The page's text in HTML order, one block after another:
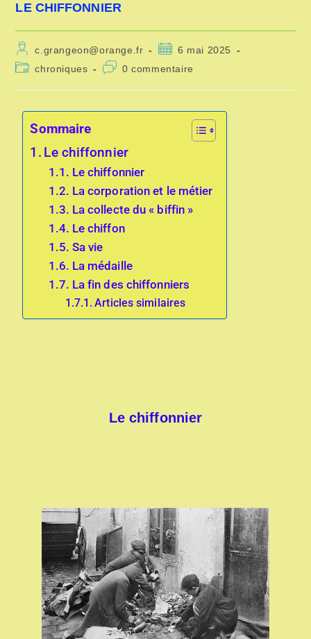
LE CHIFFONNIER
c.grangeon@orange.fr
6 mai 2025
chroniques
0 commentaire
Sommaire
Le chiffonnier
Le chiffonnier
La corporation et le métier
La collecte du « biffin »
Le chiffon
Sa vie
La médaille
La fin des chiffonniers
Articles similaires
Le chiffonnier